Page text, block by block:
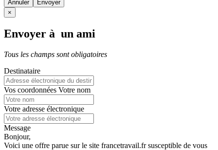
Annuler
×
Envoyer à un ami
Tous les champs sont obligatoires
Destinataire
Vos coordonnées Votre nom
Votre adresse électronique
Message
Bonjour,
Voici une offre parue sur le site francetravail.fr susceptible de vous